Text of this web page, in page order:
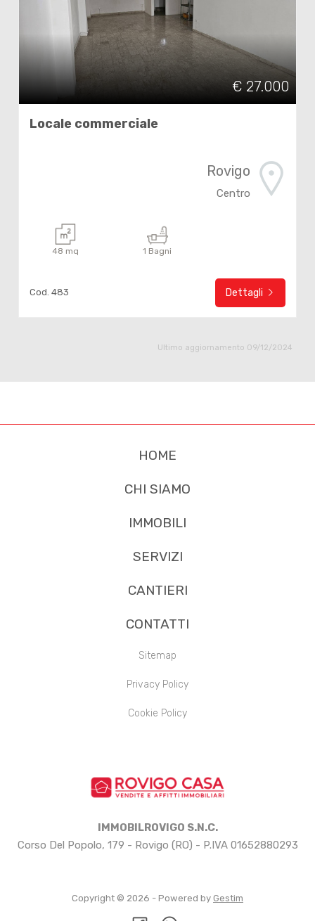
€ 27.000
Locale commerciale
Rovigo
Centro
48 mq 1 Bagni
Cod. 483 Dettagli
Ultimo aggiornamento 09/12/2024
HOME
CHI SIAMO
IMMOBILI
SERVIZI
CANTIERI
CONTATTI
Sitemap
Privacy Policy
Cookie Policy
IMMOBILROVIGO S.N.C.
Corso Del Popolo, 179 - Rovigo (RO) - P.IVA 01652880293
Copyright © 2026 - Powered by Gestim